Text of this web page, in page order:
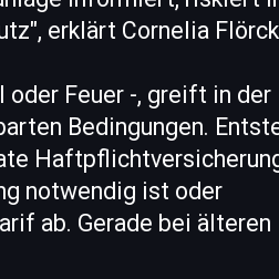
erklärt Cornelia
oder Feuer -, greift in der
Bedingungen.
notwendig ist oder
ab. Gerade bei älteren